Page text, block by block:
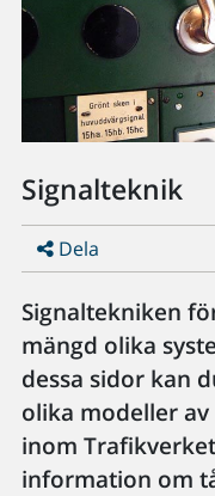
Signalteknik
Dela
Signaltekniken
mängd olika
dessa sidor kan
olika modeller
inom
information om